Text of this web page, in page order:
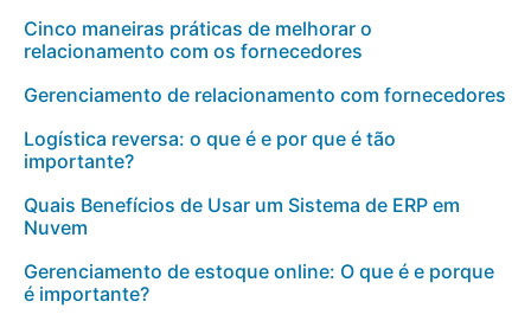
Cinco maneiras práticas de melhorar o
relacionamento com os fornecedores
Gerenciamento de relacionamento com fornecedores
Logística reversa: o que é e por que é tão
importante?
Quais Benefícios de Usar um Sistema de ERP em
Nuvem
Gerenciamento de estoque online: O que é e porque
é importante?